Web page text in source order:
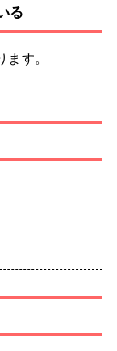
る
す。